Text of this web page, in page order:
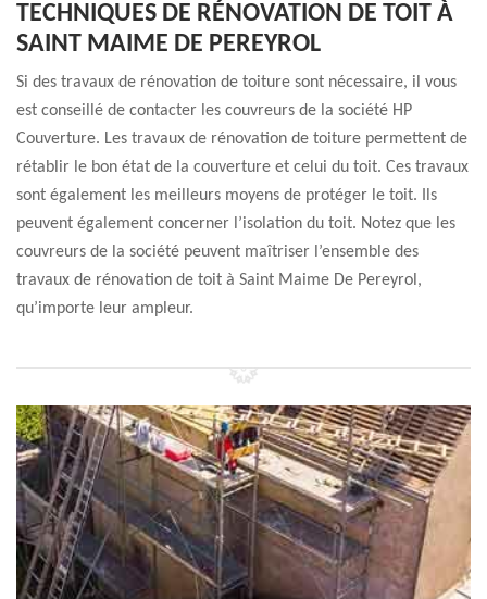
TECHNIQUES DE RÉNOVATION DE TOIT À
SAINT MAIME DE PEREYROL
Si des travaux de rénovation de toiture sont nécessaire, il vous
est conseillé de contacter les couvreurs de la société HP
Couverture. Les travaux de rénovation de toiture permettent de
rétablir le bon état de la couverture et celui du toit. Ces travaux
sont également les meilleurs moyens de protéger le toit. Ils
peuvent également concerner l’isolation du toit. Notez que les
couvreurs de la société peuvent maîtriser l’ensemble des
travaux de rénovation de toit à Saint Maime De Pereyrol,
qu’importe leur ampleur.